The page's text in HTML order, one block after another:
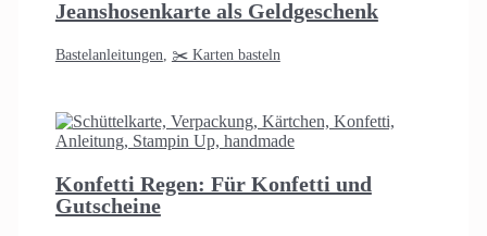
Jeanshosenkarte als Geldgeschenk
Bastelanleitungen ✂️ Karten basteln
Konfetti Regen: Für Konfetti und
Gutscheine